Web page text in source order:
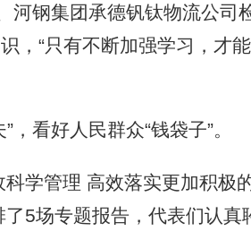
钢集团承德钒钛物流公司
，“只有不断加强学习，才
看好人民群众“钱袋子”。
学管理 高效落实更加积极
5场专题报告，代表们认真